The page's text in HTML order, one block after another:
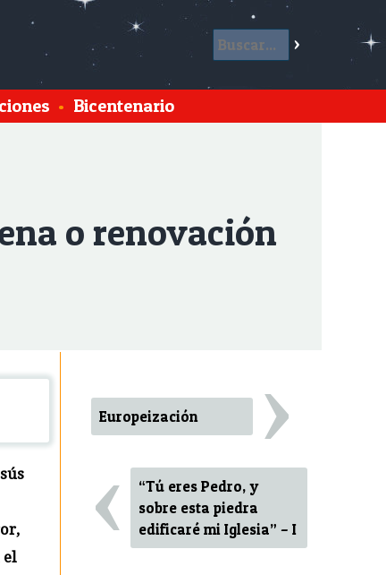
• Bicentenario
o renovación
el
Europeización ›
‹
“Tú eres Pedro, y
sobre esta piedra
edificaré mi Iglesia” – I